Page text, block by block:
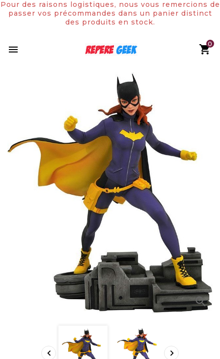

Pour des raisons logistiques, nous vous remercions de
passer vos précommandes dans un panier distinct
des produits en stock.
0

 